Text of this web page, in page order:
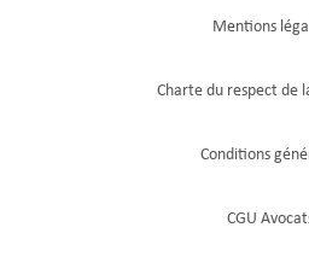
Mentions
Charte du respect de
Conditions
CGU